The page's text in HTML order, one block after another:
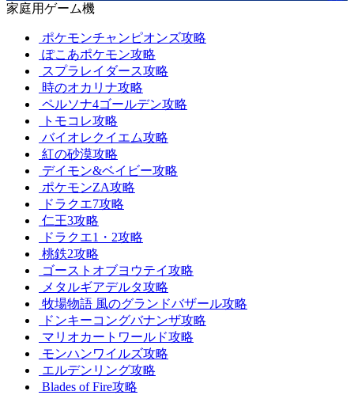
家庭用ゲーム機
ポケモンチャンピオンズ攻略
ぽこあポケモン攻略
スプラレイダース攻略
時のオカリナ攻略
ペルソナ4ゴールデン攻略
トモコレ攻略
バイオレクイエム攻略
紅の砂漠攻略
デイモン&ベイビー攻略
ポケモンZA攻略
ドラクエ7攻略
仁王3攻略
ドラクエ1・2攻略
桃鉄2攻略
ゴーストオブヨウテイ攻略
メタルギアデルタ攻略
牧場物語 風のグランドバザール攻略
ドンキーコングバナンザ攻略
マリオカートワールド攻略
モンハンワイルズ攻略
エルデンリング攻略
Blades of Fire攻略